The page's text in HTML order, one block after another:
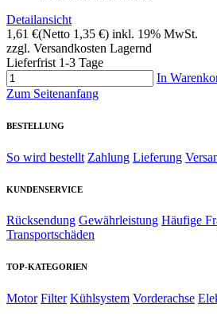
Detailansicht
1,61 €(Netto 1,35 €) inkl. 19% MwSt.
zzgl. Versandkosten Lagernd
Lieferfrist 1-3 Tage
In
Zum Seitenanfang
BESTELLUNG
So wird bestellt Zahlung Lieferung
KUNDENSERVICE
Rücksendung Gewährleistung Häufige
Transportschäden
TOP-KATEGORIEN
Motor Filter Kühlsystem Vorderachse